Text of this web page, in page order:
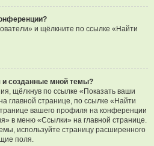
и щёлкните по ссылке «Найти
и созданные мной темы?
щёлкнув по ссылке «Показать ваши
главной странице, по ссылке «Найти
вашего профиля на конференции
в меню «Ссылки» на главной странице.
используйте страницу расширенного
поля.